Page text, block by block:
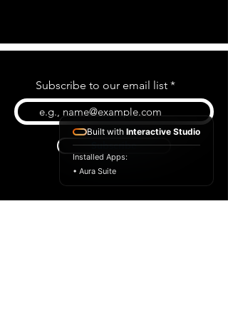
Subscribe to our email list
Subscribe
Built with Interactive Studio
Installed Apps:
• Aura Suite